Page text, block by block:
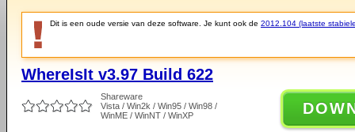
Dit is een oude versie van deze software. Je kunt ook de 2012.104 (laatste
WhereIsIt v3.97 Build 622
Shareware
Vista / Win2k / Win95 / Win98 /
WinME / WinNT / WinXP